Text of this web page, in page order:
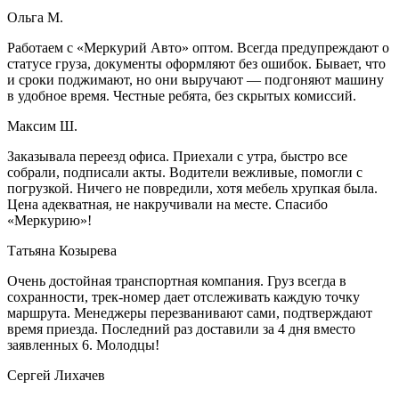
Ольга М.
Работаем с «Меркурий Авто» оптом. Всегда предупреждают о
статусе груза, документы оформляют без ошибок. Бывает, что
и сроки поджимают, но они выручают — подгоняют машину
в удобное время. Честные ребята, без скрытых комиссий.
Максим Ш.
Заказывала переезд офиса. Приехали с утра, быстро все
собрали, подписали акты. Водители вежливые, помогли с
погрузкой. Ничего не повредили, хотя мебель хрупкая была.
Цена адекватная, не накручивали на месте. Спасибо
«Меркурию»!
Татьяна Козырева
Очень достойная транспортная компания. Груз всегда в
сохранности, трек-номер дает отслеживать каждую точку
маршрута. Менеджеры перезванивают сами, подтверждают
время приезда. Последний раз доставили за 4 дня вместо
заявленных 6. Молодцы!
Сергей Лихачев